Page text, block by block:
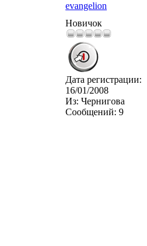
evangelion
Новичок
Дата регистрации:
16/01/2008
Из: Чернигова
Сообщений: 9